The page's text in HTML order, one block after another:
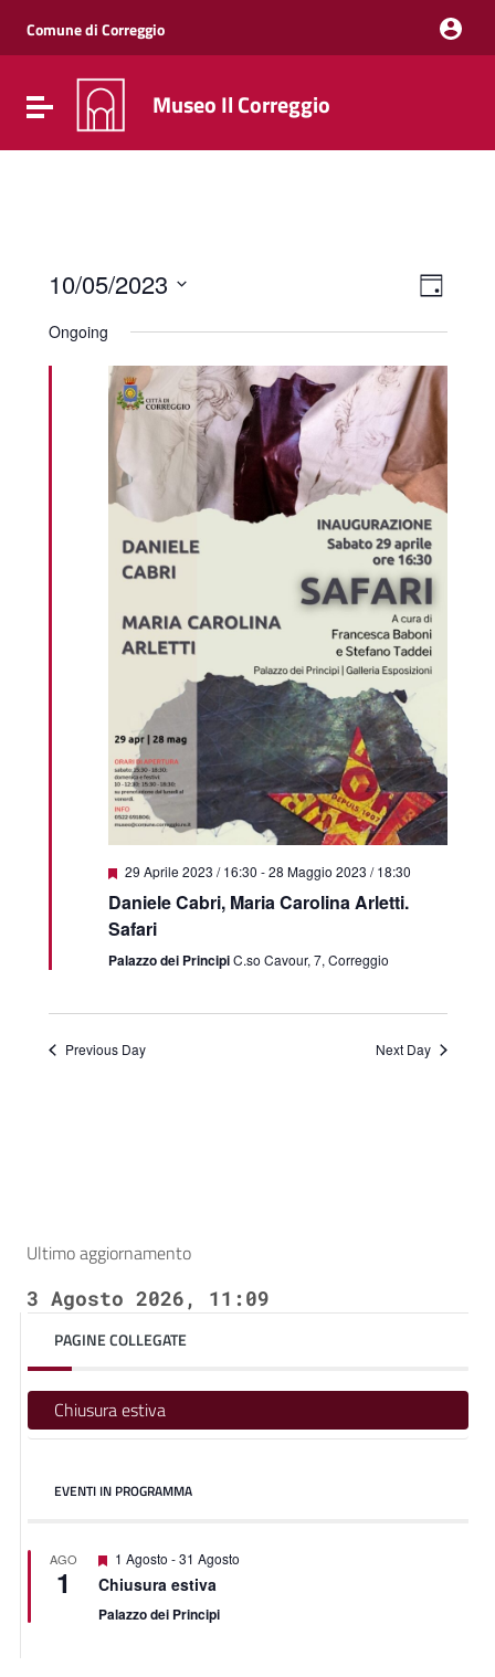
Vai al menu di navigazione
Vai al footer
Comune di Correggio
Attiva / disattiva la navigazione
Museo Il Correggio
Views
Event
Views
Day
10/05/2023
date.
Ongoing
Featured
29 Aprile 2023 / 16:30 -28 Maggio 2023 / 18:30
Daniele Cabri, Maria Carolina Arletti.
Safari
Palazzo dei PrincipiC.so Cavour, 7, Correggio
Previous Day Next Day
Ultimo aggiornamento
3 Agosto 2026, 11:09
PAGINE COLLEGATE
Chiusura estiva
EVENTI IN PROGRAMMA
AGO
1
Featured
1 Agosto -31 Agosto
Chiusura estiva
Palazzo dei Principi